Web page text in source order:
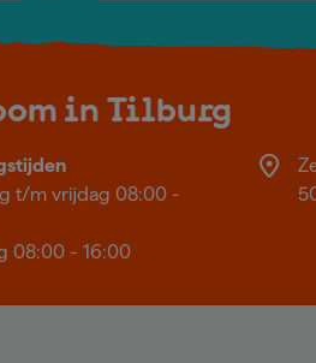
in Tilburg
t/m vrijdag 08:00 -
08:00 - 16:00